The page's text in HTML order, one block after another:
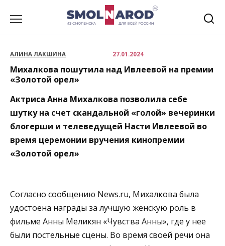
АЛИНА ЛАКШИНА 27.01.2024
Михалкова пошутила над Ивлеевой на премии
«Золотой орел»
Актриса Анна Михалкова позволила себе
шутку на счет скандальной «голой» вечеринки
блогерши и телеведущей Насти Ивлеевой во
время церемонии вручения кинопремии
«Золотой орел»
Согласно сообщению News.ru, Михалкова была
удостоена награды за лучшую женскую роль в
фильме Анны Меликян «Чувства Анны», где у нее
были постельные сцены. Во время своей речи она